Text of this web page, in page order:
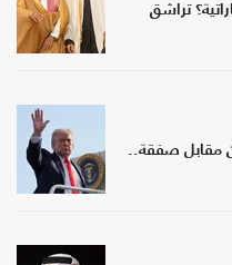
تراشق
مقابل صفقة..